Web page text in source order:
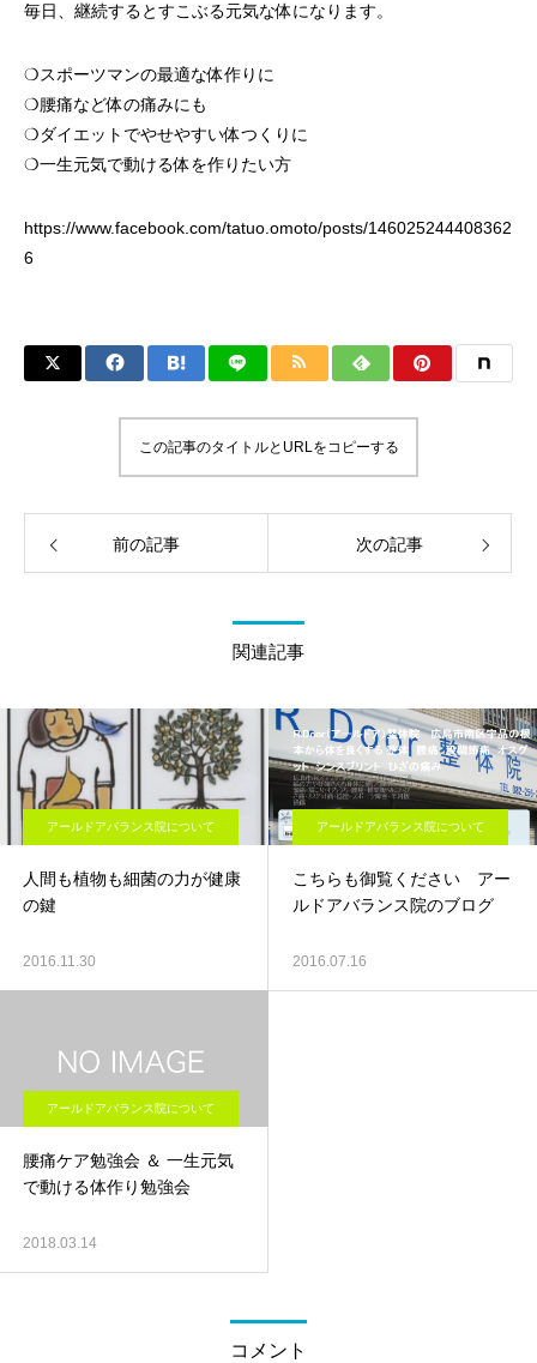
毎日、継続するとすこぶる元気な体になります。
❍スポーツマンの最適な体作りに
❍腰痛など体の痛みにも
❍ダイエットでやせやすい体つくりに
❍一生元気で動ける体を作りたい方
https://www.facebook.com/tatuo.omoto/posts/146025244408362
6
この記事のタイトルとURLをコピーする
前の記事 次の記事
関連記事
アールドアバランス院について
人間も植物も細菌の力が健康
の鍵
2016.11.30
アールドアバランス院について
こちらも御覧ください アー
ルドアバランス院のブログ
2016.07.16
アールドアバランス院について
腰痛ケア勉強会 ＆ 一生元気
で動ける体作り勉強会
2018.03.14
コメント